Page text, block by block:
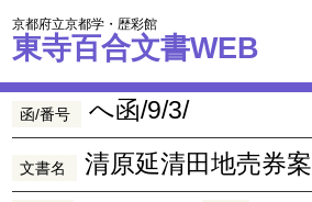
京都府立京都学・歴彩館
東寺百合文書WEB
函/番号 へ函/9/3/
文書名 清原延清田地売券案